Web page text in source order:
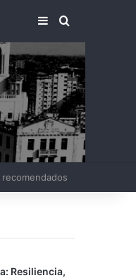
BARRA LATERAL
BUSCAR
recomendados
Resiliencia,